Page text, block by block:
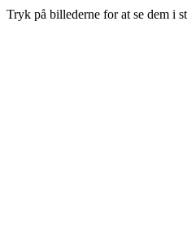
Tryk på billederne for at se dem i